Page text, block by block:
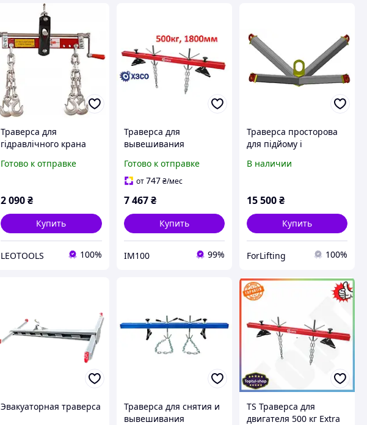
Траверса для
гідравлічного крана
Готово к отправке
2 090₴
Купить
LEOTOOLS 100%
Траверса для
вывешивания
удлиненая 1800мм.
ХЗСО TRV0500L
Готово к отправке
от747 ₴/мес
7 467 ₴
Купить
IM100 99%
Траверса просторова
для підйому і
2 т
В наличии
15 500₴
Купить
ForLifting 100%
Эвакуаторная траверса
Траверса для снятия и
вывешивания
TS Траверса для
двигателя 500 кг Extra